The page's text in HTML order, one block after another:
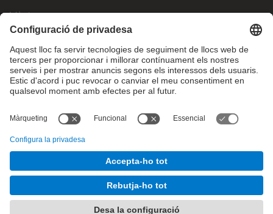
Màsters
Mobilitat Internacional
Recerca
Empresa
Què necessites?
© Facultat d'Informàtica de Barcelona - Universitat Politècnica
de Catalunya - BarcelonaTech